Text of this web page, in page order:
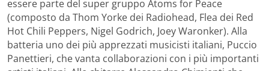
essere parte del super gruppo Atoms for Peace
(composto da Thom Yorke dei Radiohead, Flea dei Red
Hot Chili Peppers, Nigel Godrich, Joey Waronker). Alla
batteria uno dei più apprezzati musicisti italiani, Puccio
Panettieri, che vanta collaborazioni con i più importanti